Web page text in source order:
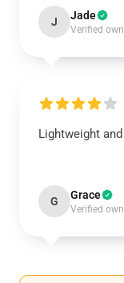
J Jade
Verified
Lightweight
G Grace
Verified